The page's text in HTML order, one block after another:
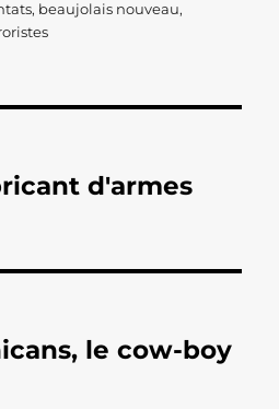
le, beaujolais nouveau,
d'armes
le cow-boy